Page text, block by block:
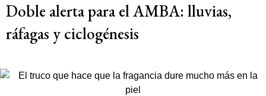
Doble alerta para el AMBA: lluvias,
ráfagas y ciclogénesis